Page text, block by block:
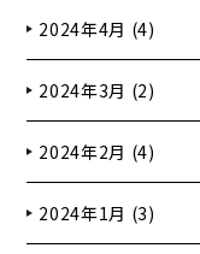
2024年4月 (4)
2024年3月 (2)
2024年2月 (4)
2024年1月 (3)